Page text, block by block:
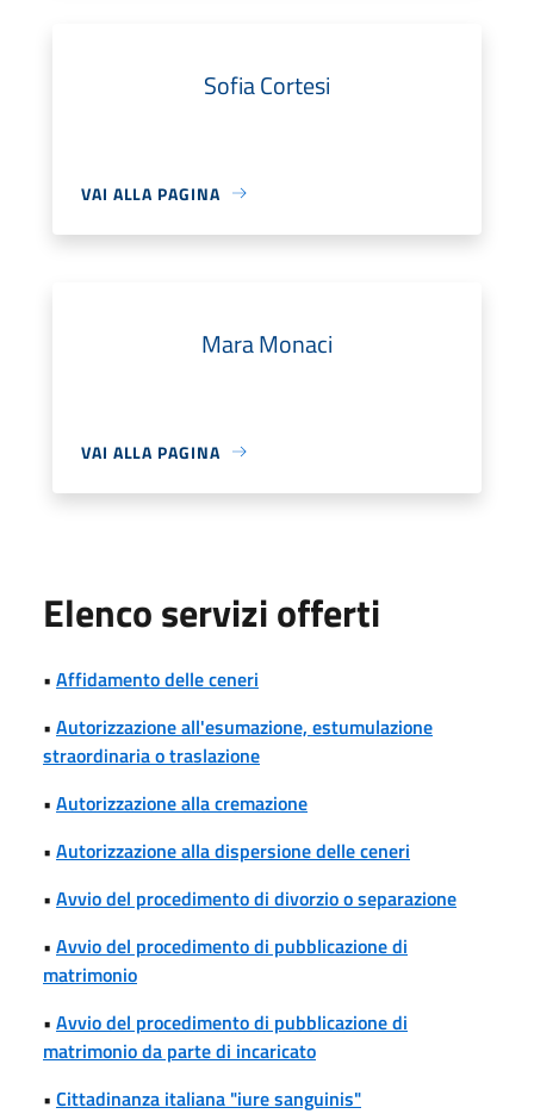
Sofia Cortesi
VAI ALLA PAGINA
Mara Monaci
VAI ALLA PAGINA
Elenco servizi offerti
• Affidamento delle ceneri
• Autorizzazione all'esumazione, estumulazione
straordinaria o traslazione
• Autorizzazione alla cremazione
• Autorizzazione alla dispersione delle ceneri
• Avvio del procedimento di divorzio o separazione
• Avvio del procedimento di pubblicazione di
matrimonio
• Avvio del procedimento di pubblicazione di
matrimonio da parte di incaricato
• Cittadinanza italiana "iure sanguinis"